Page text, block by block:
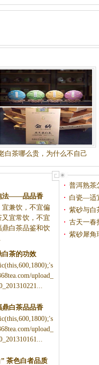
白茶哪么贵，为什么不自己
藏一点呢？（论坛好友有福
法——品品香
兼饮，不宜偏
宜常饮，不宜
鼎白茶品鉴和饮
白茶的功效
upload_
鼎白茶品品香
upload_
茶色白者品质
普洱熟茶
白瓷—适
紫砂与白
古天一春
紫砂犀角